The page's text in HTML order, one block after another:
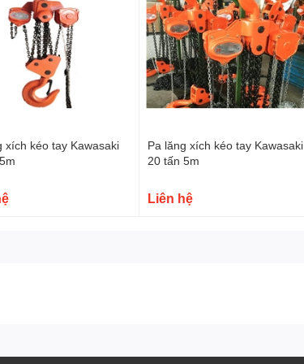
chính xác cao theo tiêu chuẩn quốc
xích kéo tay Kawasaki
Pa lăng xích kéo tay Kawasaki
20 tấn 5m
Liên hệ